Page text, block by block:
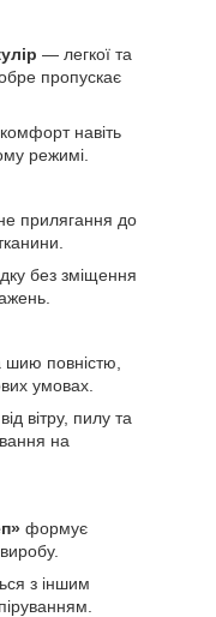
— легкої та
пропускає
навіть
режимі.
прилягання до
без зміщення
шию повністю,
умовах.
вітру, пилу та
на
формує
з іншим